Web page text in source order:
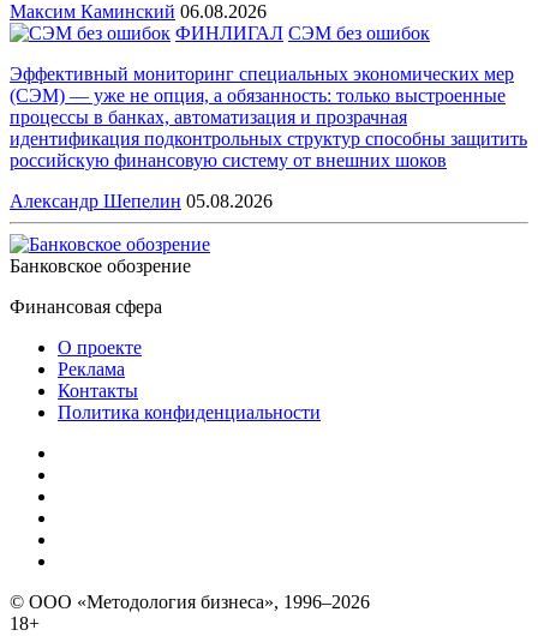
Максим Каминский 06.08.2026
ФИНЛИГАЛ СЭМ без ошибок
Эффективный мониторинг специальных экономических мер
(СЭМ) — уже не опция, а обязанность: только выстроенные
процессы в банках, автоматизация и прозрачная
идентификация подконтрольных структур способны защитить
российскую финансовую систему от внешних шоков
Александр Шепелин 05.08.2026
Банковское обозрение
Финансовая сфера
О проекте
Реклама
Контакты
Политика конфиденциальности
© ООО «Методология бизнеса», 1996–2026
18+